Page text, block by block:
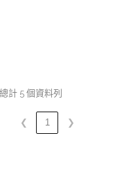
計 5 個資料列
❮ 1 ❯